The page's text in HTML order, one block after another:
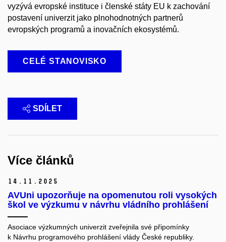
vyzývá evropské instituce i členské státy EU k zachování
postavení univerzit jako plnohodnotných partnerů
evropských programů a inovačních ekosystémů.
CELÉ STANOVISKO
SDÍLET
Více článků
14. 11. 2025
AVUni upozorňuje na opomenutou roli vysokých
škol ve výzkumu v návrhu vládního prohlášení
Asociace výzkumných univerzit zveřejnila své připomínky
k Návrhu programového prohlášení vlády České republiky.